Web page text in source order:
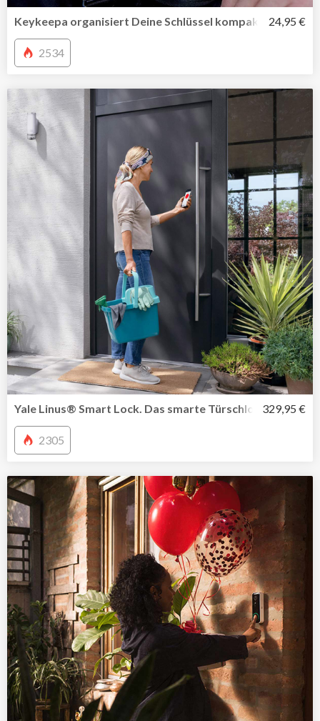
Keykeepa organisiert Deine Schlüssel kompakt und24,95 €
2534
Yale Linus® Smart Lock. Das smarte Türschloss in329,95 €
2305